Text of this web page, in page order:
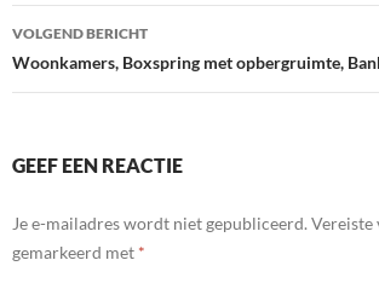
VOLGEND BERICHT
Woonkamers, Boxspring met opbergruimte,
GEEF EEN REACTIE
Je e-mailadres wordt niet gepubliceerd. Vereiste
gemarkeerd met *